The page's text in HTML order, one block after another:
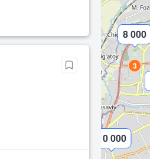
8 000
3
7 264
10 000